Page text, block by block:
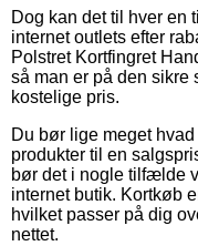
Dog kan det til hver en
internet outlets efter
Polstret Kortfingret
så man er på den sikre
kostelige pris.
Du bør lige meget
produkter til en
bør det i nogle tilfælde
internet butik. Kortkøb
hvilket passer på dig
nettet.